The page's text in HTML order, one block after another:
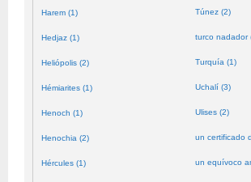
Harem (1)
Hedjaz (1)
Heliópolis (2)
Hémiarites (1)
Henoch (1)
Henochia (2)
Hércules (1)
Túnez (2)
turco nadador
Turquía (1)
Uchalí (3)
Ulises (2)
un certificado
un equívoco